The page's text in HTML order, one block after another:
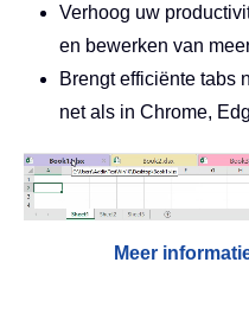
Verhoog uw
en bewerken van
Brengt efficiënte tabs
net als in Chrome,
Meer